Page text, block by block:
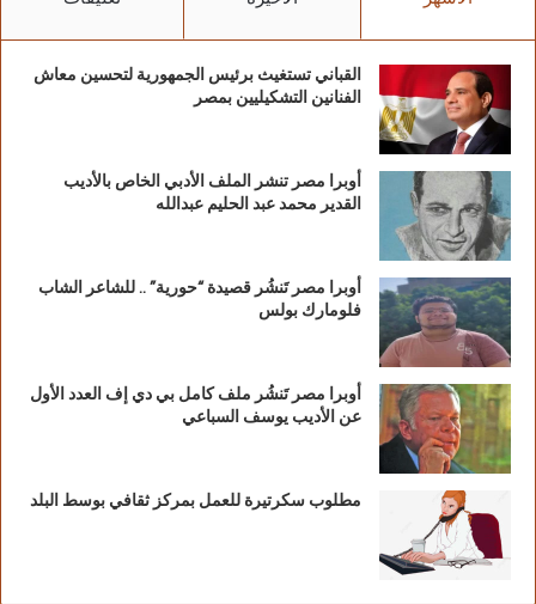
القباني تستغيث برئيس الجمهورية لتحسين معاش
الفنانين التشكيليين بمصر
أوبرا مصر تنشر الملف الأدبي الخاص بالأديب
القدير محمد عبد الحليم عبدالله
أوبرا مصر تَنشُر قصيدة “حورية” .. للشاعر الشاب
فلومارك بولس
أوبرا مصر تَنشُر ملف كامل بي دي إف العدد الأول
عن الأديب يوسف السباعي
مطلوب سكرتيرة للعمل بمركز ثقافي بوسط البلد